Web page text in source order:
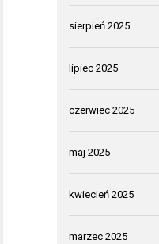
sierpień 2025
lipiec 2025
czerwiec 2025
maj 2025
kwiecień 2025
marzec 2025